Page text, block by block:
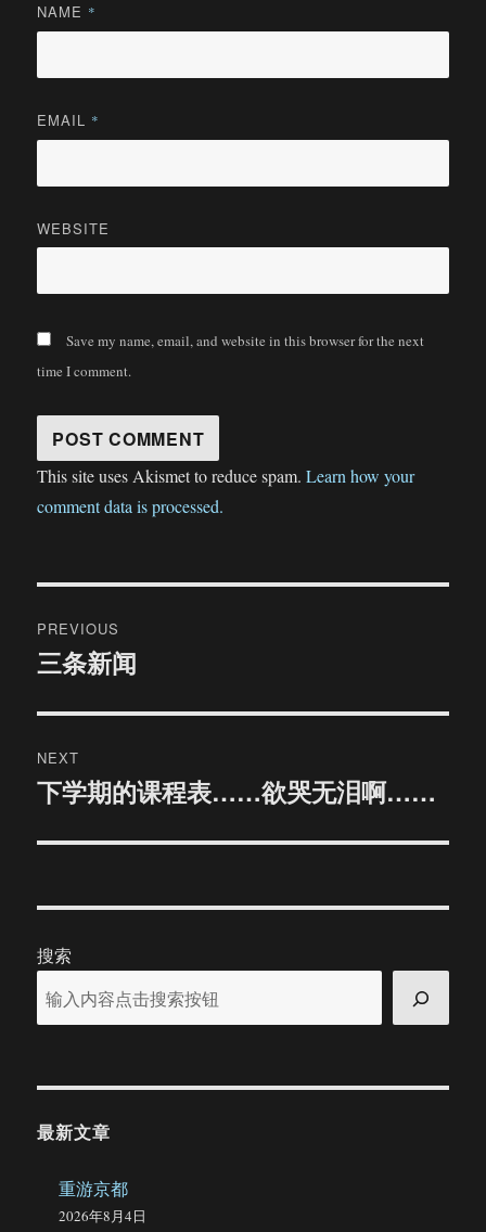
NAME *
EMAIL *
WEBSITE
Save my name, email, and website in this browser for the next
time I comment.
This site uses Akismet to reduce spam.Learn how your
comment data is processed.
navigation
PREVIOUS
Previous
三条新闻
NEXT
Next
下学期的课程表……欲哭无泪啊……
搜索
最新文章
重游京都
2026年8月4日